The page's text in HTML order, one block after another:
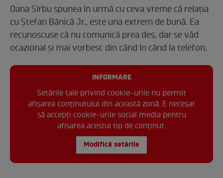
Oana Sîrbu spunea în urmă cu ceva vreme că relația
cu Ștefan Bănică Jr., este una extrem de bună. Ea
recunoscuse că nu comunică prea des, dar se văd
ocazional și mai vorbesc din când în când la telefon.
INFORMARE
Setările tale privind cookie-urile nu permit
afișarea conținutului din această zonă. E necesar
să accepți cookie-urile social media pentru
afisarea acestui tip de conținut.
Modifică setările